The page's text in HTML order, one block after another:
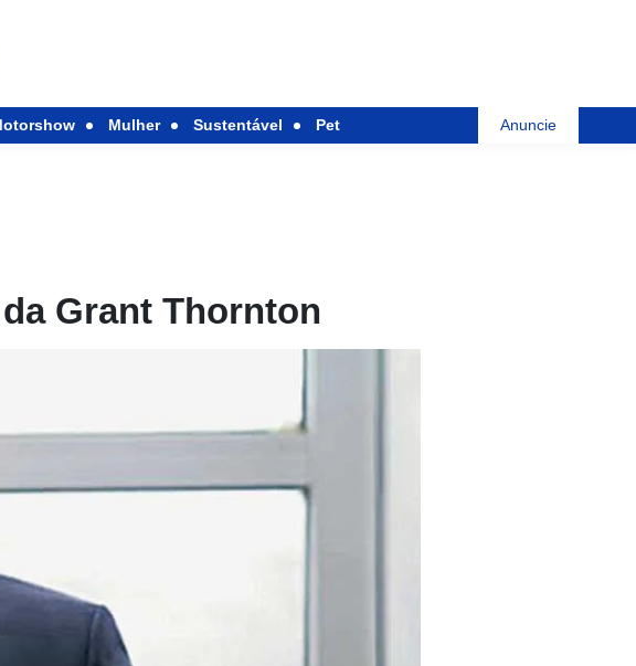
Mulher Sustentável Pet Anuncie
Grant Thornton